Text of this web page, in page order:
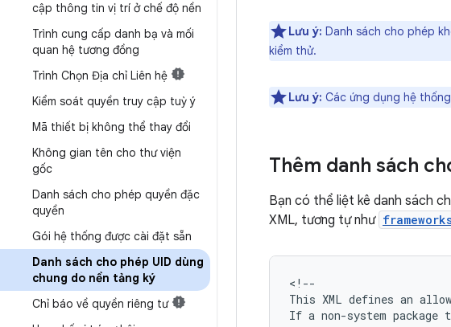
cập thông tin vị trí ở chế độ nền
Trình cung cấp danh bạ và mối
quan hệ tương đồng
Trình Chọn Địa chỉ Liên hệ
Kiểm soát quyền truy cập tuỳ ý
Mã thiết bị không thể thay đổi
Không gian tên cho thư viện
gốc
Danh sách cho phép quyền đặc
quyền
Gói hệ thống được cài đặt sẵn
Danh sách cho phép UID dùng
chung do nền tảng ký
Chỉ báo về quyền riêng tư
Lưu ý: Danh sách cho phép
kiểm thử.
Lưu ý: Các ứng dụng hệ
Thêm danh sách
Bạn có thể liệt kê danh sách
XML, tương tự như
<!--
This XML defines an
If a non-system package